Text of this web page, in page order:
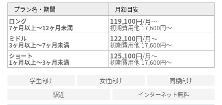
プラン名・期間
月額目安
ロング
7ヶ月以上～12ヶ月未満
119,100円/月～
初期費用他 17,600円～
ミドル
3ヶ月以上～7ヶ月未満
122,100円/月～
初期費用他 17,600円～
ショート
1ヶ月以上～3ヶ月未満
125,100円/月～
初期費用他 17,600円～
学生向け 女性向け
同棲向け
駅近
インターネット無料